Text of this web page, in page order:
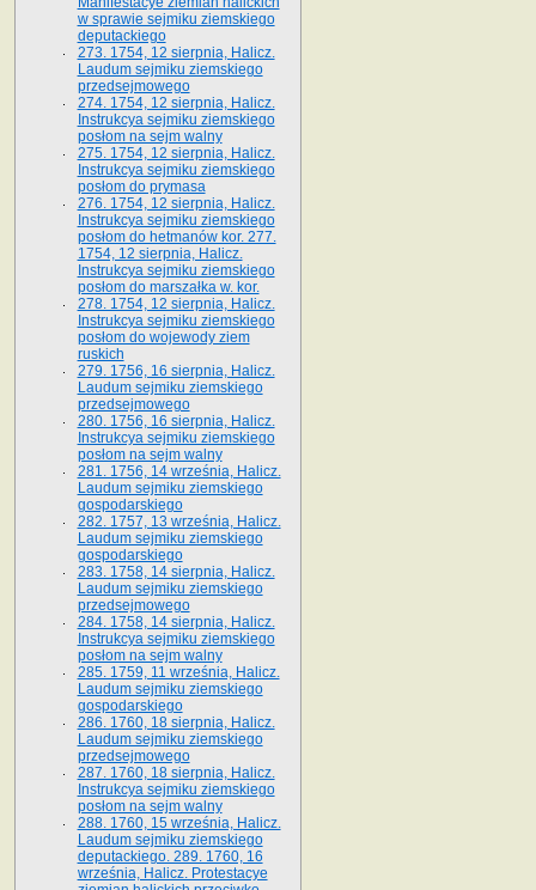
w sprawie sejmiku ziemskiego
deputackiego
273. 1754, 12 sierpnia, Halicz.
Laudum sejmiku ziemskiego
przedsejmowego
274. 1754, 12 sierpnia, Halicz.
Instrukcya sejmiku ziemskiego
posłom na sejm walny
275. 1754, 12 sierpnia, Halicz.
Instrukcya sejmiku ziemskiego
posłom do prymasa
276. 1754, 12 sierpnia, Halicz.
Instrukcya sejmiku ziemskiego
posłom do hetmanów kor. 277.
1754, 12 sierpnia, Halicz.
Instrukcya sejmiku ziemskiego
posłom do marszałka w. kor.
278. 1754, 12 sierpnia, Halicz.
Instrukcya sejmiku ziemskiego
posłom do wojewody ziem
ruskich
279. 1756, 16 sierpnia, Halicz.
Laudum sejmiku ziemskiego
przedsejmowego
280. 1756, 16 sierpnia, Halicz.
Instrukcya sejmiku ziemskiego
posłom na sejm walny
281. 1756, 14 września, Halicz.
Laudum sejmiku ziemskiego
gospodarskiego
282. 1757, 13 września, Halicz.
Laudum sejmiku ziemskiego
gospodarskiego
283. 1758, 14 sierpnia, Halicz.
Laudum sejmiku ziemskiego
przedsejmowego
284. 1758, 14 sierpnia, Halicz.
Instrukcya sejmiku ziemskiego
posłom na sejm walny
285. 1759, 11 września, Halicz.
Laudum sejmiku ziemskiego
gospodarskiego
286. 1760, 18 sierpnia, Halicz.
Laudum sejmiku ziemskiego
przedsejmowego
287. 1760, 18 sierpnia, Halicz.
Instrukcya sejmiku ziemskiego
posłom na sejm walny
288. 1760, 15 września, Halicz.
Laudum sejmiku ziemskiego
deputackiego. 289. 1760, 16
września, Halicz. Protestacye